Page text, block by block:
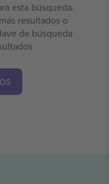
esta búsqueda.
resultados o
de búsqueda